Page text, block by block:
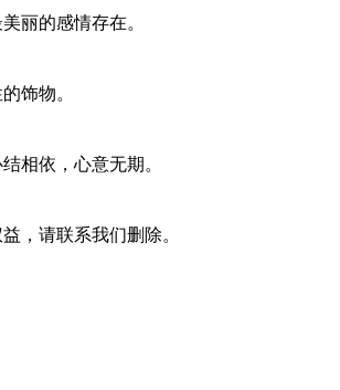
丽的感情存在。
饰物。
相依，心意无期。
，请联系我们删除。